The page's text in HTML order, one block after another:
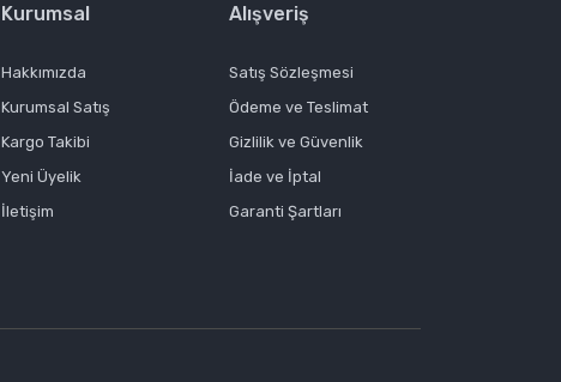
Kurumsal
Hakkımızda
Kurumsal Satış
Kargo Takibi
Yeni Üyelik
İletişim
Alışveriş
Satış Sözleşmesi
Ödeme ve Teslimat
Gizlilik ve Güvenlik
İade ve İptal
Garanti Şartları